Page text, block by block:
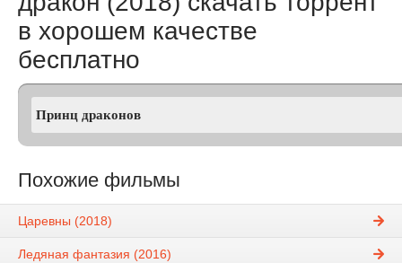
в хорошем качестве
бесплатно
Похожие фильмы
Царевны (2018)
Ледяная фантазия (2016)